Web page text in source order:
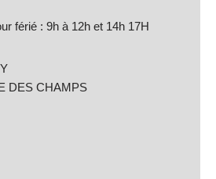
férié : 9h à 12h et 14h 17H
DES CHAMPS